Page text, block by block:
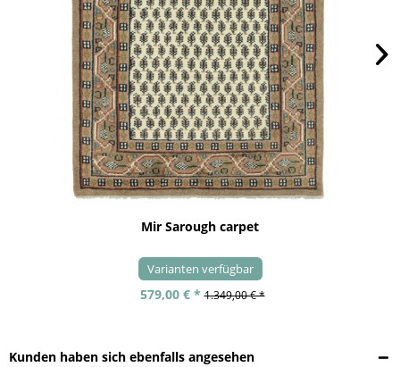
Mir Sarough carpet
Varianten verfügbar
579,00 € * 1.349,00 € *
Kunden haben sich ebenfalls angesehen